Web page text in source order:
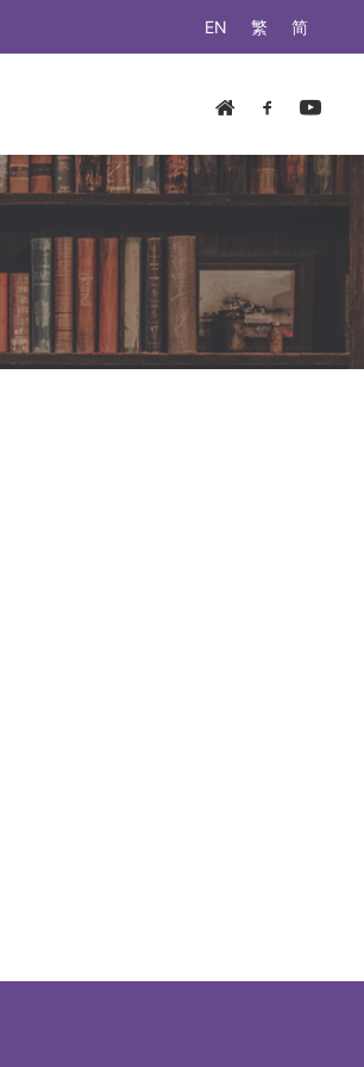
EN 繁 简